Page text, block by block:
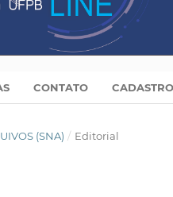
CONTATO
(SNA) / Editorial